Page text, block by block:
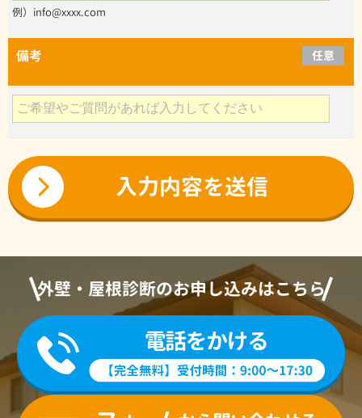
例）info@xxxx.com
備考 任意
外壁・屋根診断のお申し込みはこちら